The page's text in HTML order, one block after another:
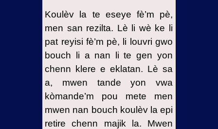
Koulèv la te eseye fè’m pè,
men san rezilta. Lè li wè ke li
pat reyisi fè’m pè, li louvri gwo
bouch li a nan li te gen yon
chenn klere e eklatan. Lè sa
a, mwen tande yon vwa
kòmande’m pou mete men
mwen nan bouch koulèv la epi
retire chenn majik la. Mwen